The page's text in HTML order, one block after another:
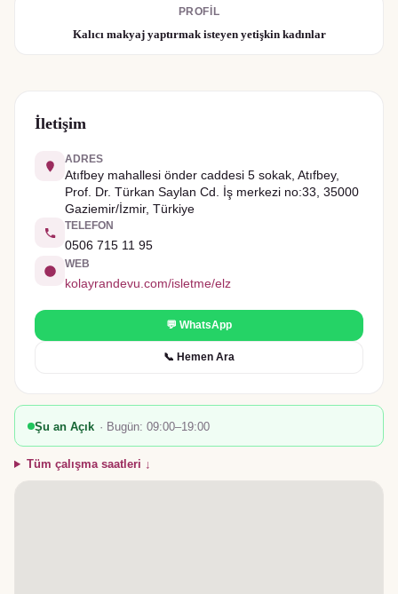
PROFIL
Kalıcı makyaj yaptırmak isteyen yetişkin kadınlar
İletişim
ADRES
Atıfbey mahallesi önder caddesi 5 sokak, Atıfbey,
Prof. Dr. Türkan Saylan Cd. İş merkezi no:33, 35000
Gaziemir/İzmir, Türkiye
TELEFON
0506 715 11 95
WEB
kolayrandevu.com/isletme/elz
💬 WhatsApp
📞 Hemen Ara
Şu an Açık · Bugün: 09:00–19:00
Tüm çalışma saatleri ↓